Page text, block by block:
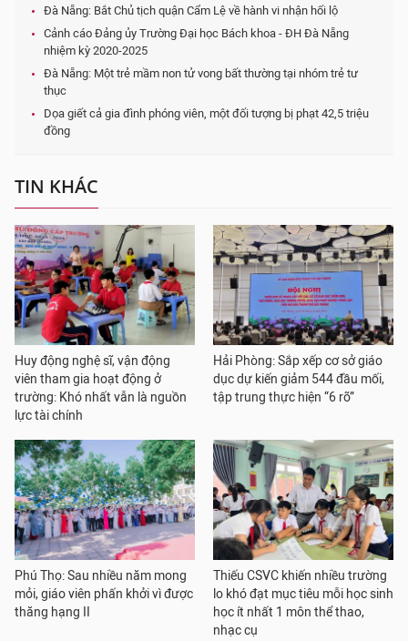
Đà Nẵng: Bắt Chủ tịch quận Cẩm Lệ về hành vi nhận hối lộ
Cảnh cáo Đảng ủy Trường Đại học Bách khoa - ĐH Đà Nẵng
nhiệm kỳ 2020-2025
Đà Nẵng: Một trẻ mầm non tử vong bất thường tại nhóm trẻ tư
thục
Dọa giết cả gia đình phóng viên, một đối tượng bị phạt 42,5 triệu
đồng
TIN KHÁC
Huy động nghệ sĩ, vận động
viên tham gia hoạt động ở
trường: Khó nhất vẫn là nguồn
lực tài chính
Hải Phòng: Sắp xếp cơ sở giáo
dục dự kiến giảm 544 đầu mối,
tập trung thực hiện “6 rõ”
Phú Thọ: Sau nhiều năm mong
mỏi, giáo viên phấn khởi vì được
thăng hạng II
Thiếu CSVC khiến nhiều trường
lo khó đạt mục tiêu mỗi học sinh
học ít nhất 1 môn thể thao,
nhạc cụ